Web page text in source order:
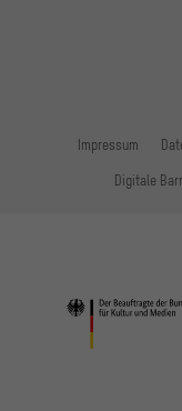
Impressum
Digitale